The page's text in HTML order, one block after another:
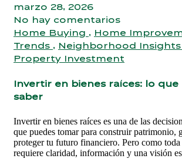
marzo 28, 2026
No hay comentarios
Home Buying , Home
Trends , Neighborhood Insights
Property Investment
Invertir en bienes raíces: lo que
saber
Invertir en bienes raíces es una de las
que puedes tomar para construir patrimonio,
proteger tu futuro financiero. Pero como
requiere claridad, información y una visión